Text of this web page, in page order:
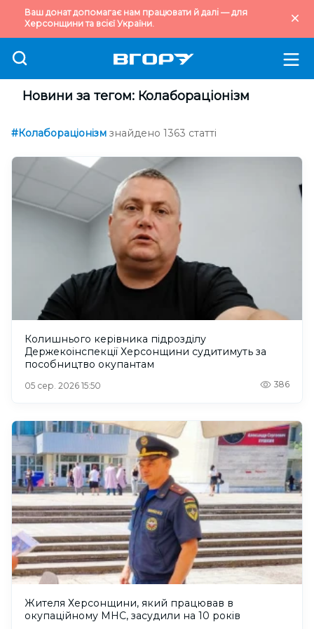
Ваш донат допомагає нам працювати й далі — для
Херсонщини та всієї України.
Новини за тегом: Колабораціонізм
#Колабораціонізм знайдено 1363 статті
Колишнього керівника підрозділу
Держекоінспекції Херсонщини судитимуть за
пособництво окупантам
05 сер. 2026 15:50 386
Жителя Херсонщини, який працював в
окупаційному МНС, засудили на 10 років